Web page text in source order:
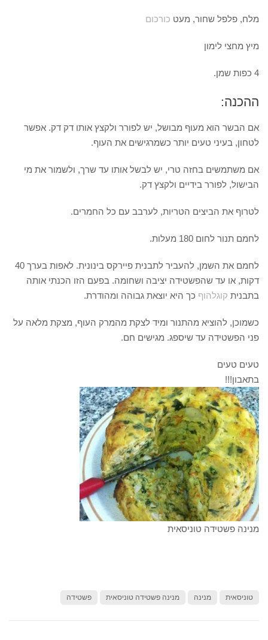
מלח, פלפל שחור, מעט כורכום
מיץ מחצי לימון
4 כפות שמן.
ההכנה:
אם הבשר הוא מעוף מבושל, יש לפורר ולקצץ אותו דק דק. אפשר
לטחון, בעיני טעים יותר כשמרגישים את העוף.
אם משתמשים בחזה טרי, יש לבשל אותו עד שרך, ולשמור את מי
הבישול, לפורר בידיים ולקצץ דק.
לטרוף את הביצים הטריות, לערבב עם כל החמרים.
לחמם תנור לחום 180 מעלות.
לחמם את השמן, להעביר לתבנית פיירקס בינונית. לאפות בערך 40
דקות, או עד שהפשטידה יציבה ושחומה. בפעם הזו הכנתי אותה
בתבנית קוגלהוף כך היא יוצאת גבוהה ומהודרת.
כשמוכן, להוציא מהתנור ומיד לצקת מהמרק העוף, מצקת מלאה על
פני הפשטידה עד שיספג. מגישים חם.
טעים טעים
בתאבון!!!
מנינה פשטידה טוניסאית
טוניסאית מנינה מנינה פשטידה טוניסאית פשטידה